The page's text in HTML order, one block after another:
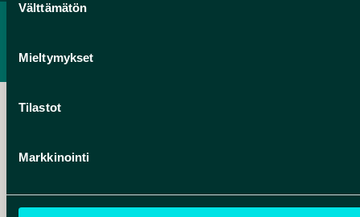
valinta
Välttämätön
Mieltymykset
Tilastot
Markkinointi